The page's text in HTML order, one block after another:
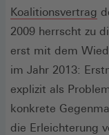
Koalitionsvertrag
in
2009 herrscht zu
erst mit dem
im Jahr 2013:
explizit als
konkrete
die Erleichterung